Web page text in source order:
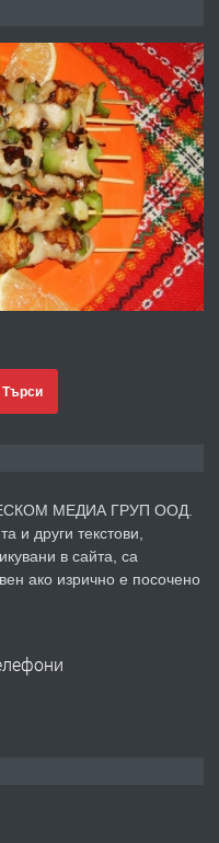
преди 10 месеца
броячна машина -
от ЕЦБ
преди 1 година
зеленчукорезачка
преди 2 години
уроци по
Търси
ЕСКОМ МЕДИА ГРУП ООД.
и други текстови,
в сайта, са
ако изрично е посочено